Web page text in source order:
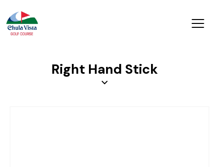
Right Hand Stick